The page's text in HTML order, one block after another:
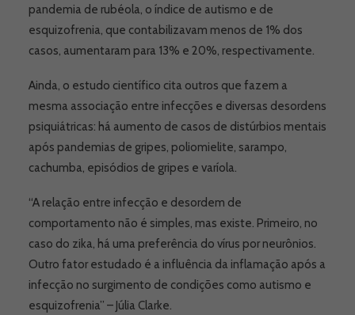
pandemia de rubéola, o índice de autismo e de
esquizofrenia, que contabilizavam menos de 1% dos
casos, aumentaram para 13% e 20%, respectivamente.
Ainda, o estudo científico cita outros que fazem a
mesma associação entre infecções e diversas desordens
psiquiátricas: há aumento de casos de distúrbios mentais
após pandemias de gripes, poliomielite, sarampo,
cachumba, episódios de gripes e varíola.
“A relação entre infecção e desordem de
comportamento não é simples, mas existe. Primeiro, no
caso do zika, há uma preferência do vírus por neurônios.
Outro fator estudado é a influência da inflamação após a
infecção no surgimento de condições como autismo e
esquizofrenia” – Júlia Clarke.